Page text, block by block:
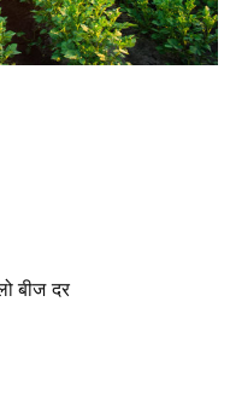
बीज दर